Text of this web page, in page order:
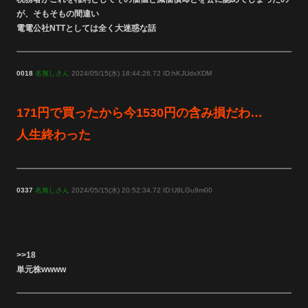
が、そもそもの間違い
電電公社NTTとしては全く大迷惑な話
0018 名無しさん 2024/05/15(水) 18:44:26.72 ID:hKJUdxXDM
171円で買ったから今1530円の含み損だわ…
人生終わった
0337 名無しさん 2024/05/15(水) 20:52:34.72 ID:U9LGu9m00
>>18
単元株wwww